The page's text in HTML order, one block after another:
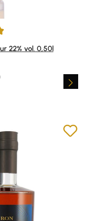
5 Sternen
22% vol. 0,50l